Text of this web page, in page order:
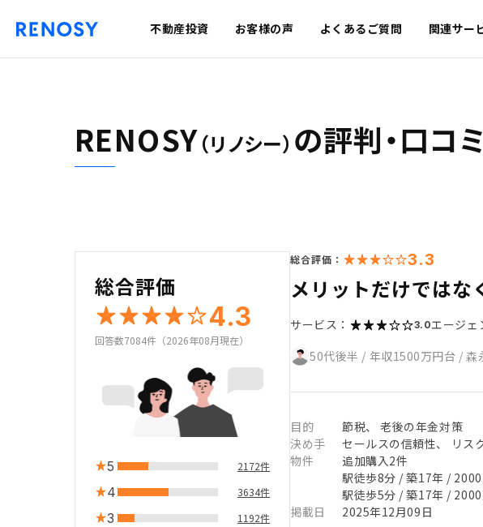
不動産投資 お客様の声 よくあるご質問 関連サー
RENOSY（リノシー） の評判・口コミ
総合評価
4.3
回答数7084件（2026年08月現在）
5 2172件
4 3634件
3 1192件
総合評価： 3.3
メリットだけではな
サービス： 3.0エージェ
50代後半 / 年収1500万円台 /森
目的
節税、 老後の年金対策
決め手
セールスの信頼性、 リス
物件
追加購入2件
駅徒歩8分 / 築17年 /
駅徒歩5分 / 築17年 /
掲載日
2025年12月09日